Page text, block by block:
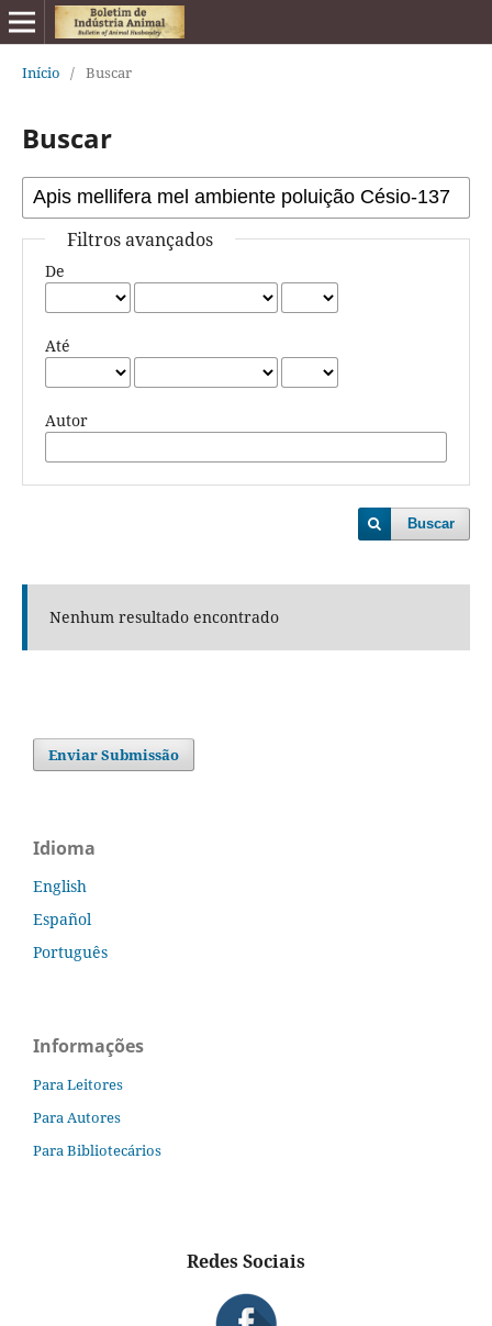
Início / Buscar
Buscar
Filtros avançados
De
Até
Autor
Buscar
Nenhum resultado encontrado
Enviar Submissão
Idioma
English
Español
Português
Informações
Para Leitores
Para Autores
Para Bibliotecários
Redes Sociais